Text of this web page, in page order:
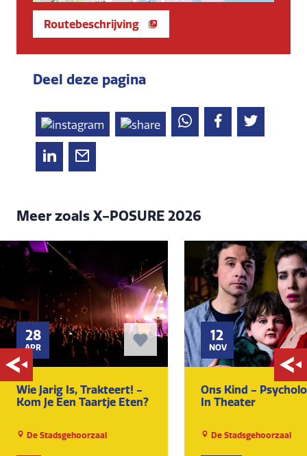
Routebeschrijving
Deel deze pagina
Meer zoals X-POSURE 2026
28
APR
Wie Jarig Is, Trakteert! -
Kom Je Een Taartje Eten?
De Stadsgehoorzaal
12
NOV
Ons Kind -
In Theater
De Stadsgehoorzaal